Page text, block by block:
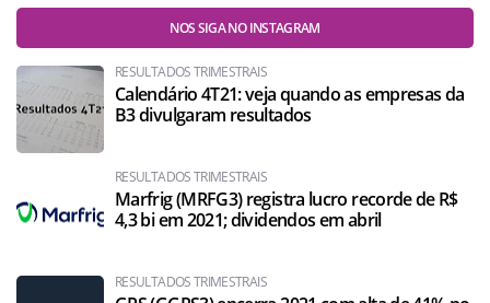
NOS SIGA NO INSTAGRAM
RESULTADOS TRIMESTRAIS
Calendário 4T21: veja quando as empresas da
B3 divulgaram resultados
RESULTADOS TRIMESTRAIS
Marfrig (MRFG3) registra lucro recorde de R$
4,3 bi em 2021; dividendos em abril
RESULTADOS TRIMESTRAIS